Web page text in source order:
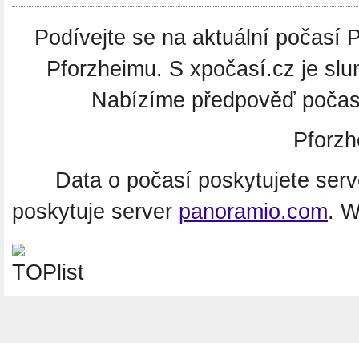
Podívejte se na aktuální počasí
Pforzheimu. S xpočasí.cz je
Nabízíme předpověď
Data o počasí poskytujete
poskytuje server panoramio.com.